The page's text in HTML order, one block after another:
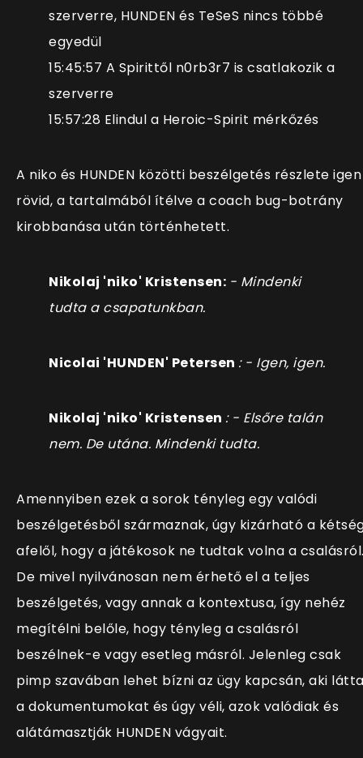
szerverre, HUNDEN és TeSeS nincs többé
egyedül
15:45:57 A Spirittől n0rb3r7 is csatlakozik a
szerverre
15:57:28 Elindul a Heroic-Spirit mérkőzés
A niko és HUNDEN közötti beszélgetés részlete igen
rövid, a tartalmából ítélve a coach bug-botrány
kirobbanása után történhetett.
Nikolaj 'niko' Kristensen: - Mindenki
tudta a csapatunkban.
Nicolai 'HUNDEN' Petersen : - Igen, igen.
Nikolaj 'niko' Kristensen : - Elsőre talán
nem. De utána. Mindenki tudta.
Amennyiben ezek a sorok tényleg egy valódi
beszélgetésből származnak, úgy kizárható a
afelől, hogy a játékosok ne tudtak volna a
De mivel nyilvánosan nem érhető el a teljes
beszélgetés, vagy annak a kontextusa, így nehéz
megítélni belőle, hogy tényleg a csalásról
beszélnek-e vagy esetleg másról. Jelenleg csak
pimp szavában lehet bízni az ügy kapcsán, aki
a dokumentumokat és úgy véli, azok valódiak és
alátámasztják HUNDEN vágyait.